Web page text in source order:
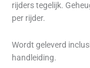
rijders tegelijk.
per rijder.
Wordt geleverd
handleiding.